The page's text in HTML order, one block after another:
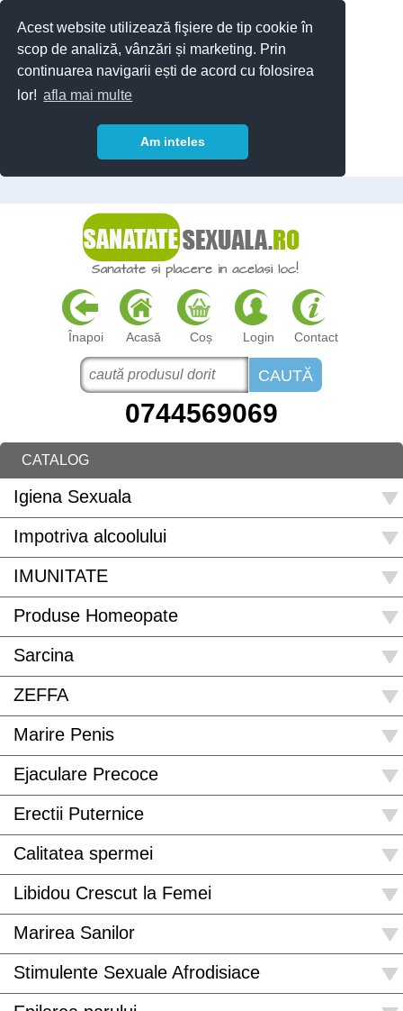
Acest website utilizează fişiere de tip cookie în
scop de analiză, vânzări și marketing. Prin
continuarea navigarii ești de acord cu folosirea
lor! afla mai multe
Am inteles
Înapoi Acasă Coș Login Contact
0744569069
CATALOG
Igiena Sexuala
Impotriva alcoolului
IMUNITATE
Produse Homeopate
Sarcina
ZEFFA
Marire Penis
Ejaculare Precoce
Erectii Puternice
Calitatea spermei
Libidou Crescut la Femei
Marirea Sanilor
Stimulente Sexuale Afrodisiace